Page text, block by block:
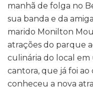
manhã de folga no
sua banda e da
marido Monilton
atrações do parque
culinária do local em
cantora, que já foi
conheceu a nova